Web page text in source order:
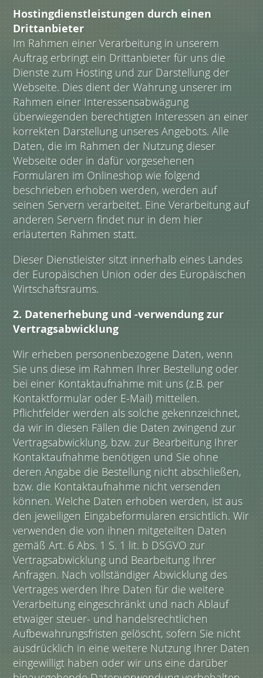
Hostingdienstleistungen durch einen
Drittanbieter
Im Rahmen einer Verarbeitung in unserem
Auftrag erbringt ein Drittanbieter für uns die
Dienste zum Hosting und zur Darstellung der
Webseite. Dies dient der Wahrung unserer im
Rahmen einer Interessensabwägung
überwiegenden berechtigten Interessen an einer
korrekten Darstellung unseres Angebots. Alle
Daten, die im Rahmen der Nutzung dieser
Webseite oder in dafür vorgesehenen
Formularen im Onlineshop wie folgend
beschrieben erhoben werden, werden auf
seinen Servern verarbeitet. Eine Verarbeitung auf
anderen Servern findet nur in dem hier
erläuterten Rahmen statt.
Dieser Dienstleister sitzt innerhalb eines Landes
der Europäischen Union oder des Europäischen
Wirtschaftsraums.
2. Datenerhebung und -verwendung zur
Vertragsabwicklung
Wir erheben personenbezogene Daten, wenn
Sie uns diese im Rahmen Ihrer Bestellung oder
bei einer Kontaktaufnahme mit uns (z.B. per
Kontaktformular oder E-Mail) mitteilen.
Pflichtfelder werden als solche gekennzeichnet,
da wir in diesen Fällen die Daten zwingend zur
Vertragsabwicklung, bzw. zur Bearbeitung Ihrer
Kontaktaufnahme benötigen und Sie ohne
deren Angabe die Bestellung nicht abschließen,
bzw. die Kontaktaufnahme nicht versenden
können. Welche Daten erhoben werden, ist aus
den jeweiligen Eingabeformularen ersichtlich. Wir
verwenden die von ihnen mitgeteilten Daten
gemäß Art. 6 Abs. 1 S. 1 lit. b DSGVO zur
Vertragsabwicklung und Bearbeitung Ihrer
Anfragen. Nach vollständiger Abwicklung des
Vertrages werden Ihre Daten für die weitere
Verarbeitung eingeschränkt und nach Ablauf
etwaiger steuer- und handelsrechtlichen
Aufbewahrungsfristen gelöscht, sofern Sie nicht
ausdrücklich in eine weitere Nutzung Ihrer Daten
eingewilligt haben oder wir uns eine darüber